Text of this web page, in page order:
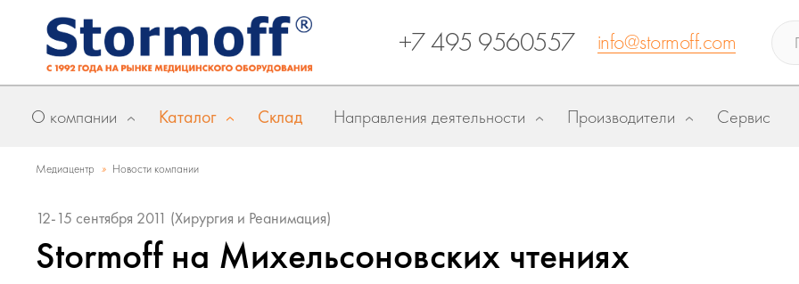
+7 495 9560557 info@stormoff.com
О компании Каталог Склад Направления деятельности Производители Сервис
Медиацентр » Новости компании
12-15 сентября 2011 (Хирургия и Реанимация)
Stormoff на Михельсоновских чтениях